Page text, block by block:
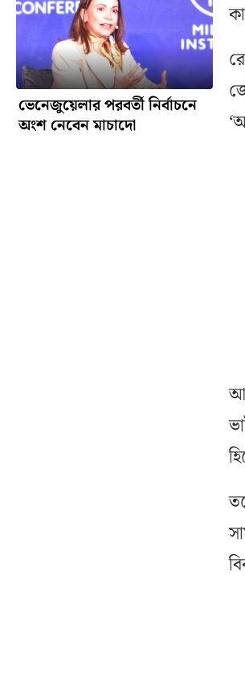
ভেনেজুয়েলার পরবর্তী নির্বাচনে
অংশ নেবেন মাচাদো